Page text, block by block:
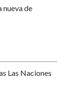
nueva de
Las Naciones